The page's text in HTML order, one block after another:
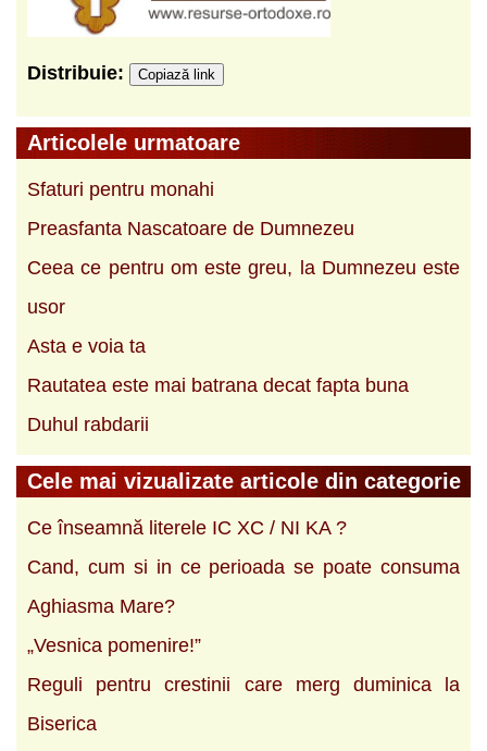
Distribuie: Copiază link
Articolele urmatoare
Sfaturi pentru monahi
Preasfanta Nascatoare de Dumnezeu
Ceea ce pentru om este greu, la Dumnezeu este
usor
Asta e voia ta
Rautatea este mai batrana decat fapta buna
Duhul rabdarii
Cele mai vizualizate articole din categorie
Ce înseamnă literele IC XC / NI KA ?
Cand, cum si in ce perioada se poate consuma
Aghiasma Mare?
„Vesnica pomenire!”
Reguli pentru crestinii care merg duminica la
Biserica